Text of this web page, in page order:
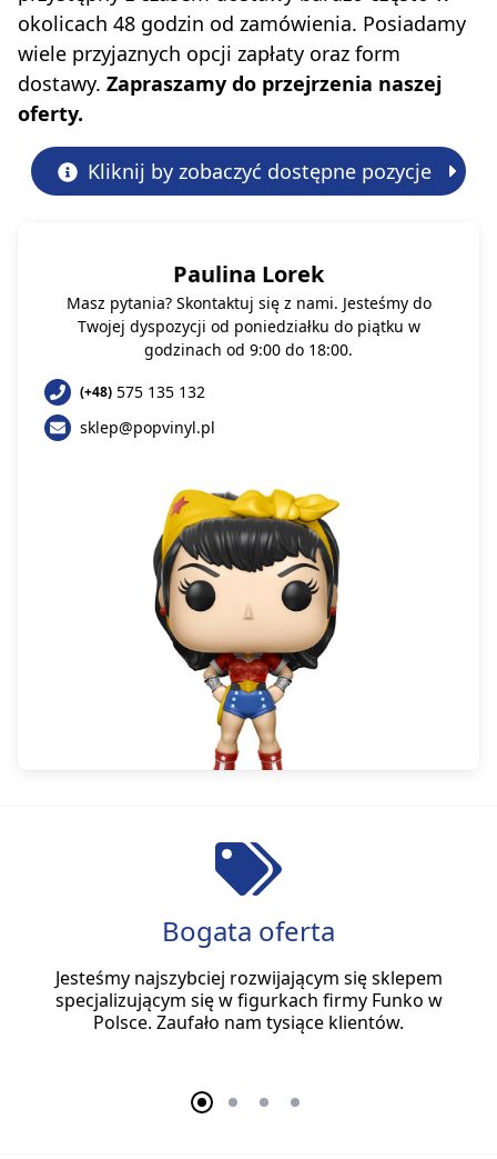
okolicach 48 godzin od zamówienia. Posiadamy
wiele przyjaznych opcji zapłaty oraz form
dostawy. Zapraszamy do przejrzenia naszej
oferty.
Kliknij by zobaczyć dostępne pozycje
Paulina Lorek
Masz pytania? Skontaktuj się z nami. Jesteśmy do
Twojej dyspozycji od poniedziałku do piątku w
godzinach od 9:00 do 18:00.
(+48) 575 135 132
sklep@popvinyl.pl
Bogata oferta
Jesteśmy najszybciej rozwijającym się sklepem
specjalizującym się w figurkach firmy Funko w
Polsce. Zaufało nam tysiące klientów.